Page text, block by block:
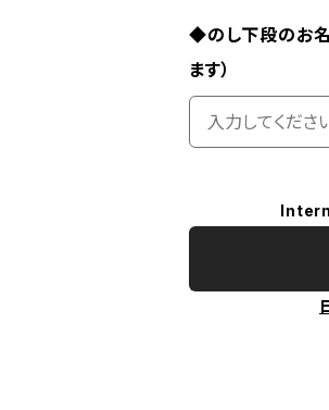
◆のし下段のお
ます）